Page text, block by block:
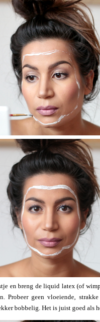
en breng de liquid latex (of
Probeer geen vloeiende,
bobbelig. Het is juist goed als